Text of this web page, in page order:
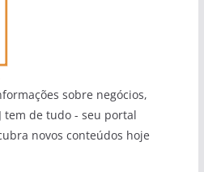
sobre negócios,
tem de tudo - seu portal
novos conteúdos hoje